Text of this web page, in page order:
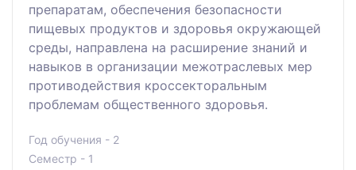
препаратам, обеспечения безопасности
пищевых продуктов и здоровья окружающей
среды, направлена на расширение знаний и
навыков в организации межотраслевых мер
противодействия кроссекторальным
проблемам общественного здоровья.
Год обучения - 2
Семестр - 1